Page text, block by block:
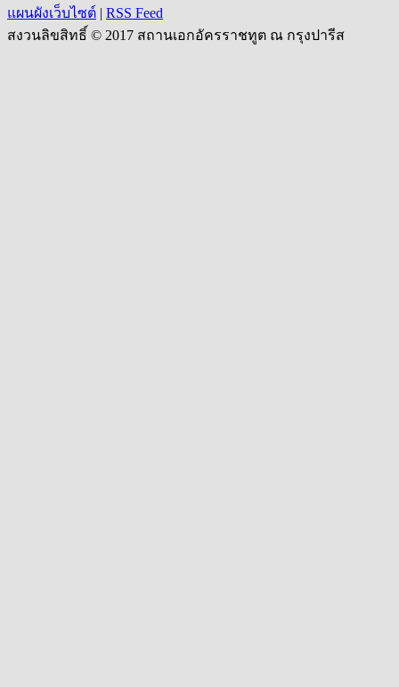
แผนผังเว็บไซต์ | RSS Feed
สงวนลิขสิทธิ์ © 2017 สถานเอกอัครราชทูต ณ กรุงปารีส